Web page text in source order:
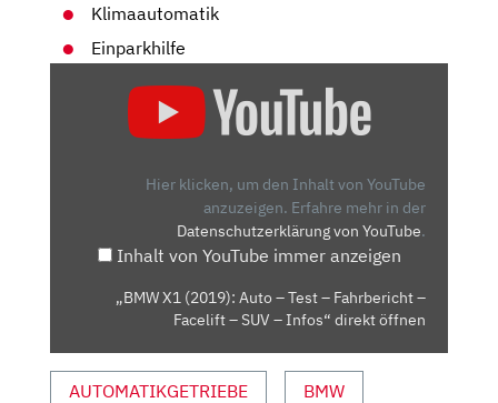
Klimaautomatik
Einparkhilfe
FAHRBERICHT
SUV
Hier klicken, um den Inhalt von YouTube
anzuzeigen. Erfahre mehr in der
Datenschutzerklärung von YouTube.
Inhalt von YouTube immer anzeigen
„BMW X1 (2019): Auto – Test – Fahrbericht –
Facelift – SUV – Infos“ direkt öffnen
AUTOMATIKGETRIEBE BMW